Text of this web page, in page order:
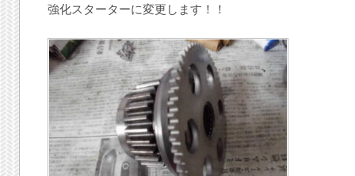
強化スターターに変更します！！